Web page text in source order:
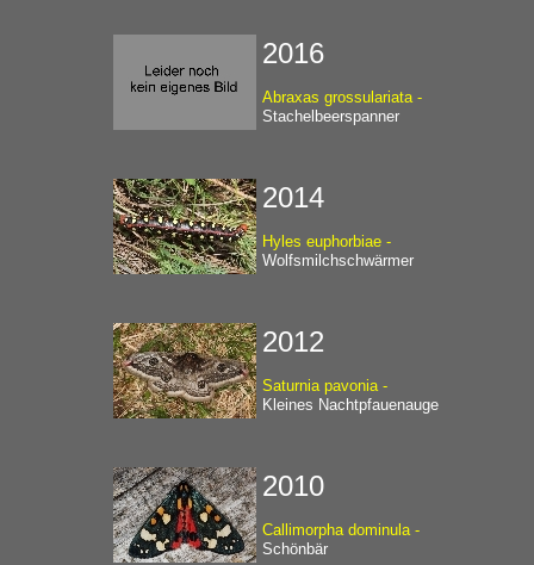
2016
Abraxas grossulariata -
Stachelbeerspanner
2014
Hyles euphorbiae -
Wolfsmilchschwärmer
2012
Saturnia pavonia -
Kleines Nachtpfauenauge
2010
Callimorpha dominula -
Schönbär